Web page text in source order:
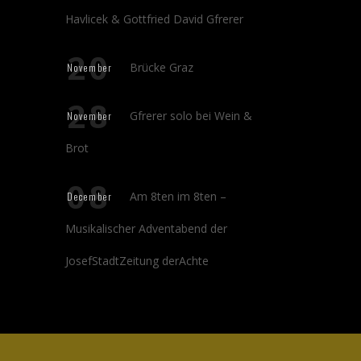
Havlicek & Gottfried David Gfrerer
20
November Brücke Graz
28
November Gfrerer solo bei Wein &
Brot
08
December Am 8ten im 8ten –
Musikalischer Adventabend der
JosefStadtZeitung derAchte